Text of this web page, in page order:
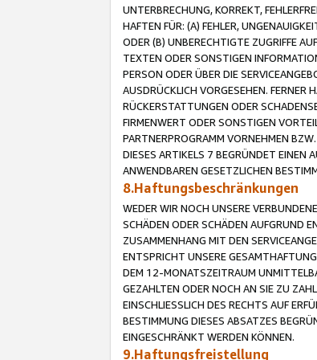
UNTERBRECHUNG, KORREKT,
HAFTEN FÜR: (A) FEHLER,
ODER (B) UNBERECHTIGTE ZUGRIFFE
TEXTEN ODER SONSTIGEN
PERSON ODER ÜBER DIE
AUSDRÜCKLICH VORGESEHEN. FERNER
RÜCKERSTATTUNGEN ODER
FIRMENWERT ODER SONSTIGEN
PARTNERPROGRAMM VORNEHMEN
DIESES ARTIKELS 7 BEGRÜNDET EINEN
ANWENDBAREN GESETZLICHEN
8.Haftungsbeschränkungen
WEDER WIR NOCH UNSERE
SCHÄDEN ODER SCHÄDEN AUFGRUND
ZUSAMMENHANG MIT DEN
ENTSPRICHT UNSERE
DEM 12-MONATSZEITRAUM
GEZAHLTEN ODER NOCH AN SIE ZU
EINSCHLIESSLICH DES RECHTS AUF
BESTIMMUNG DIESES ABSATZES
EINGESCHRÄNKT WERDEN KÖNNEN.
9.Haftungsfreistellung